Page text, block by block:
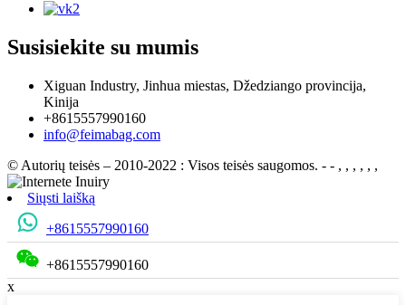
Susisiekite su mumis
Xiguan Industry, Jinhua miestas, Džedziango provincija,
Kinija
+8615557990160
info@feimabag.com
© Autorių teisės – 2010-2022 : Visos teisės saugomos. - - , , , , , ,
Siųsti laišką
+8615557990160
+8615557990160
x